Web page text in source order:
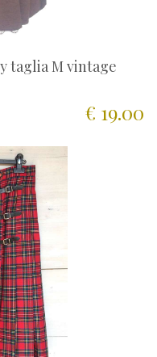
taglia M vintage
€ 19.00